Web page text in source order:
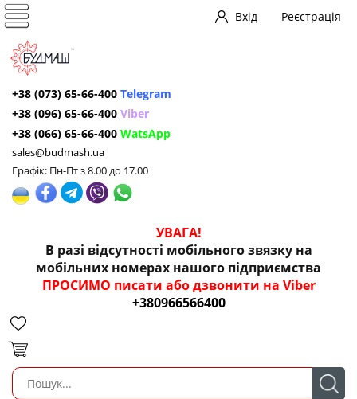
Вхід Реєстрація
+38 (073) 65-66-400 Telegram
+38 (096) 65-66-400 Viber
+38 (066) 65-66-400 WatsApp
sales@budmash.ua
Графік: Пн-Пт з 8.00 до 17.00
УВАГА!
В разі відсутності мобільного звязку на
мобільних номерах нашого підприємства
ПРОСИМО писати або дзвонити на Viber
+380966566400